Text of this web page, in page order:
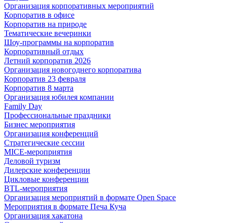
Организация корпоративных мероприятий
Корпоратив в офисе
Корпоратив на природе
Тематические вечеринки
Шоу-программы на корпоратив
Корпоративный отдых
Летний корпоратив 2026
Организация новогоднего корпоратива
Корпоратив 23 февраля
Корпоратив 8 марта
Организация юбилея компании
Family Day
Профессиональные праздники
Бизнес мероприятия
Организация конференций
Стратегические сессии
MICE-мероприятия
Деловой туризм
Дилерские конференции
Цикловые конференции
BTL-мероприятия
Организация мероприятий в формате Open Space
Мероприятия в формате Печа Куча
Организация хакатона